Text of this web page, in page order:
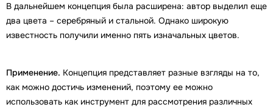
В дальнейшем концепция была расширена: автор выделил еще
два цвета – серебряный и стальной. Однако широкую
известность получили именно пять изначальных цветов.
Применение. Концепция представляет разные взгляды на то,
как можно достичь изменений, поэтому ее можно
использовать как инструмент для рассмотрения различных